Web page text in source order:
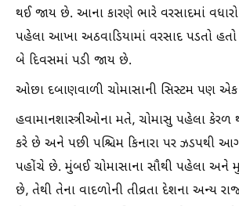
થઈ જાય છે. આના કારણે ભારે વરસાદમાં
પહેલા આખા અઠવાડિયામાં વરસાદ પડતો
બે દિવસમાં પડી જાય છે.
ઓછા દબાણવાળી ચોમાસાની સિસ્ટમ પણ
હવામાનશાસ્ત્રીઓના મતે, ચોમાસુ પહેલા કેરળ
કરે છે અને પછી પશ્ચિમ કિનારા પર ઝડપથી
પહોંચે છે. મુંબઈ ચોમાસાના સૌથી પહેલા અને
છે, તેથી તેના વાદળોની તીવ્રતા દેશના અન્ય